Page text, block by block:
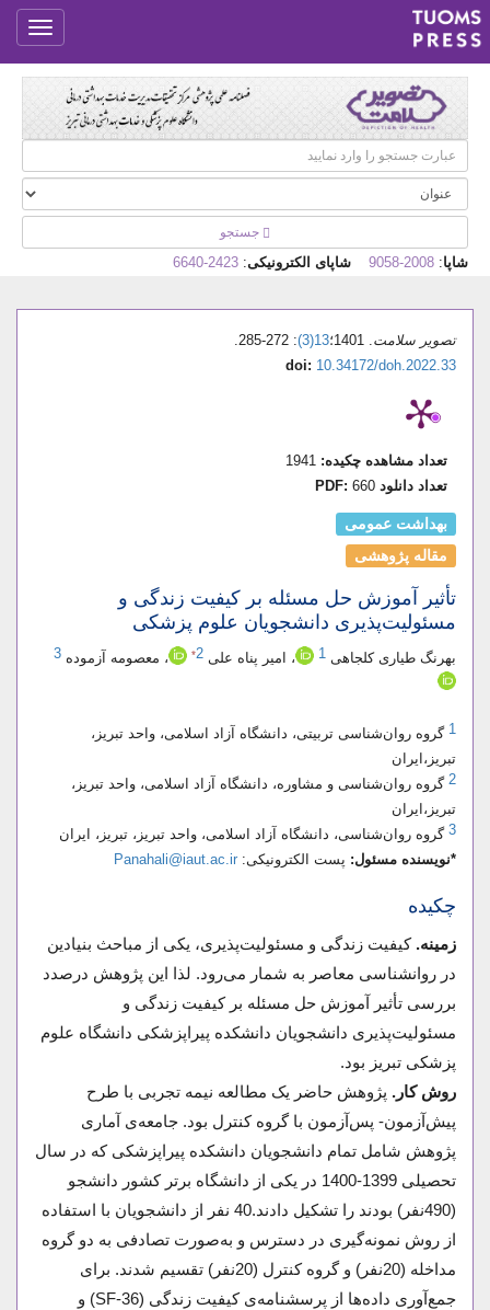
جستجو
شاپا:
2008-9058 شاپای الکترونیکی:
2423-6640
تصویر سلامت. 1401؛ 13(3)
: 272-285.
doi: 10.34172/doh.2022.33
تعداد مشاهده چکیده:
تعداد دانلود PDF: 660
بهداشت عمومی
مقاله پژوهشی
تأثیر آموزش حل مسئله بر کیفیت زندگی و
مسئولیت‌پذیری دانشجویان علوم پزشکی
بهرنگ طیاری کلجاهی 1 ، امیر پناه علی 2
* ، معصومه آزموده 3
1 گروه روان‌شناسی تربیتی، دانشگاه آزاد اسلامی، واحد تبریز،
تبریز،ایران
2 گروه روان‌شناسی و مشاوره، دانشگاه آزاد اسلامی، واحد تبریز،
تبریز،ایران
3 گروه روان‌شناسی، دانشگاه آزاد اسلامی، واحد تبریز، تبریز، ایران
*نویسنده مسئول: پست الکترونیکی: Panahali@iaut.ac.ir
چکیده
زمینه. کیفیت زندگی و مسئولیت‌پذیری، یکی از مباحث بنیادین
در روانشناسی معاصر به شمار می‌رود. لذا این پژوهش درصدد
بررسی تأثیر آموزش حل مسئله بر کیفیت زندگی و
مسئولیت‌پذیری دانشجویان دانشکده پیراپزشکی دانشگاه علوم
پزشکی تبریز بود.
روش کار. پژوهش حاضر یک مطالعه نیمه تجربی با طرح
پیش‌آزمون- پس‌آزمون با گروه کنترل بود. جامعه‌ی آماری
پژوهش شامل تمام دانشجویان دانشکده پیراپزشکی که در سال
تحصیلی 1399-1400 در یکی از دانشگاه برتر کشور دانشجو
(490نفر) بودند را تشکیل دادند.40 نفر از دانشجویان با استفاده
از روش نمونه‌گیری در دسترس و به‌صورت تصادفی به دو گروه
مداخله (20نفر) و گروه کنترل (20نفر) تقسیم شدند. برای
جمع‌آوری داده‌ها از پرسشنامه‌ی کیفیت زندگی (SF-36) و